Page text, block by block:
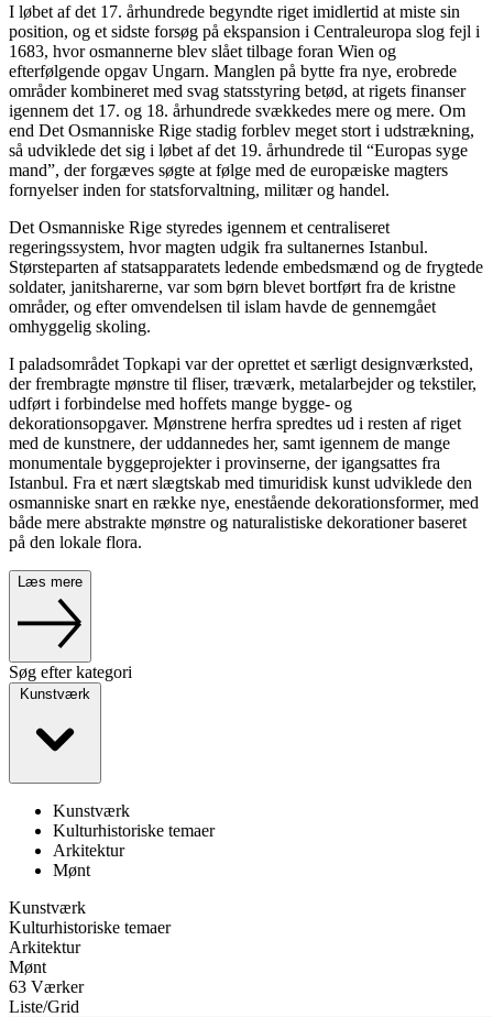
I løbet af det 17. århundrede begyndte riget imidlertid at miste sin
position, og et sidste forsøg på ekspansion i Centraleuropa slog fejl i
1683, hvor osmannerne blev slået tilbage foran Wien og
efterfølgende opgav Ungarn. Manglen på bytte fra nye, erobrede
områder kombineret med svag statsstyring betød, at rigets finanser
igennem det 17. og 18. århundrede svækkedes mere og mere. Om
end Det Osmanniske Rige stadig forblev meget stort i udstrækning,
så udviklede det sig i løbet af det 19. århundrede til “Europas syge
mand”, der forgæves søgte at følge med de europæiske magters
fornyelser inden for statsforvaltning, militær og handel.
Det Osmanniske Rige styredes igennem et centraliseret
regeringssystem, hvor magten udgik fra sultanernes Istanbul.
Størsteparten af statsapparatets ledende embedsmænd og de frygtede
soldater, janitsharerne, var som børn blevet bortført fra de kristne
områder, og efter omvendelsen til islam havde de gennemgået
omhyggelig skoling.
I paladsområdet Topkapi var der oprettet et særligt designværksted,
der frembragte mønstre til fliser, træværk, metalarbejder og tekstiler,
udført i forbindelse med hoffets mange bygge- og
dekorationsopgaver. Mønstrene herfra spredtes ud i resten af riget
med de kunstnere, der uddannedes her, samt igennem de mange
monumentale byggeprojekter i provinserne, der igangsattes fra
Istanbul. Fra et nært slægtskab med timuridisk kunst udviklede den
osmanniske snart en række nye, enestående dekorationsformer, med
både mere abstrakte mønstre og naturalistiske dekorationer baseret
på den lokale flora.
Læs mere
Søg efter kategori
Kunstværk
Kulturhistoriske temaer
Arkitektur
Mønt
Kunstværk
Kulturhistoriske temaer
Arkitektur
Mønt
63 Værker
Liste/Grid